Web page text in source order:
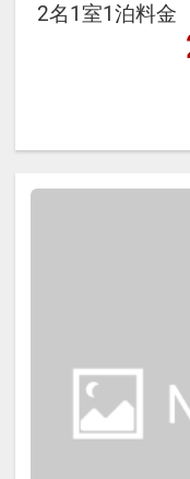
┏┏┏
・玉簾
箱根湯本
8:30）
【大浴場
箱根の
中で、
とした
い。
お食事処
和食会
料理長が
2名1室1泊料金